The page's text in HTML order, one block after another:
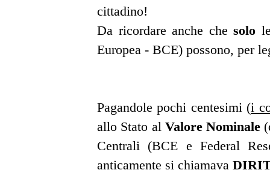
cittadino!
Da ricordare anche che solo
Europea - BCE) possono, per
Pagandole pochi centesimi (i
allo Stato al Valore Nominale
Centrali (BCE e Federal
anticamente si chiamava